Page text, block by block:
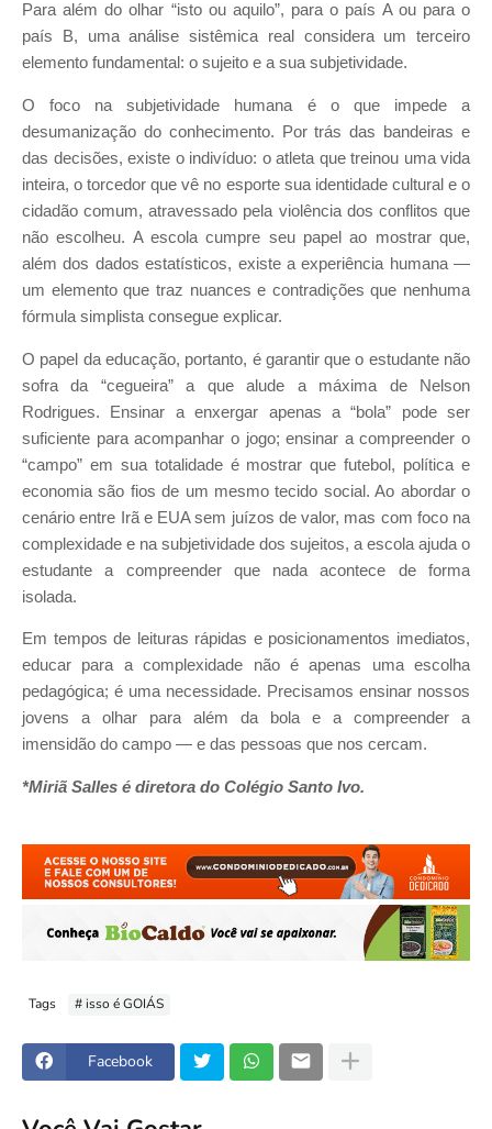
Para além do olhar “isto ou aquilo”, para o país A ou para o
país B, uma análise sistêmica real considera um terceiro
elemento fundamental: o sujeito e a sua subjetividade.
O foco na subjetividade humana é o que impede a
desumanização do conhecimento. Por trás das bandeiras e
das decisões, existe o indivíduo: o atleta que treinou uma vida
inteira, o torcedor que vê no esporte sua identidade cultural e o
cidadão comum, atravessado pela violência dos conflitos que
não escolheu. A escola cumpre seu papel ao mostrar que,
além dos dados estatísticos, existe a experiência humana —
um elemento que traz nuances e contradições que nenhuma
fórmula simplista consegue explicar.
O papel da educação, portanto, é garantir que o estudante não
sofra da “cegueira” a que alude a máxima de Nelson
Rodrigues. Ensinar a enxergar apenas a “bola” pode ser
suficiente para acompanhar o jogo; ensinar a compreender o
“campo” em sua totalidade é mostrar que futebol, política e
economia são fios de um mesmo tecido social. Ao abordar o
cenário entre Irã e EUA sem juízos de valor, mas com foco na
complexidade e na subjetividade dos sujeitos, a escola ajuda o
estudante a compreender que nada acontece de forma
isolada.
Em tempos de leituras rápidas e posicionamentos imediatos,
educar para a complexidade não é apenas uma escolha
pedagógica; é uma necessidade. Precisamos ensinar nossos
jovens a olhar para além da bola e a compreender a
imensidão do campo — e das pessoas que nos cercam.
*Miriã Salles é diretora do Colégio Santo Ivo.
Tags # isso é GOIÁS
Facebook